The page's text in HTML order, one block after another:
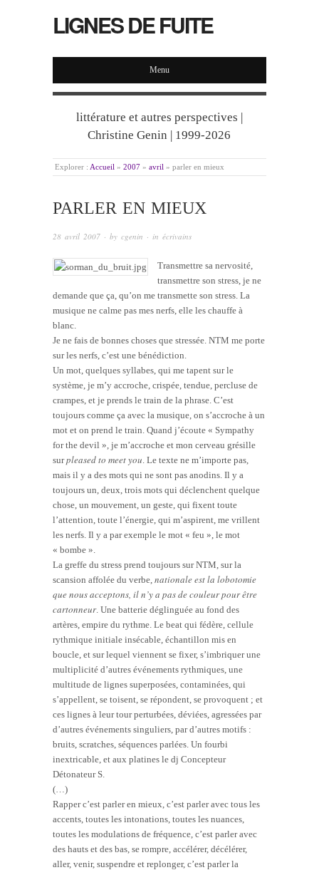
LIGNES DE FUITE
Menu
littérature et autres perspectives |
Christine Genin | 1999-2026
Explorer : Accueil » 2007 » avril » parler en mieux
PARLER EN MIEUX
28 avril 2007 · by cgenin · in écrivains
Transmettre sa nervosité,
transmettre son stress, je ne
demande que ça, qu’on me transmette son stress. La
musique ne calme pas mes nerfs, elle les chauffe à
blanc.
Je ne fais de bonnes choses que stressée. NTM me porte
sur les nerfs, c’est une bénédiction.
Un mot, quelques syllabes, qui me tapent sur le
système, je m’y accroche, crispée, tendue, percluse de
crampes, et je prends le train de la phrase. C’est
toujours comme ça avec la musique, on s’accroche à un
mot et on prend le train. Quand j’écoute « Sympathy
for the devil », je m’accroche et mon cerveau grésille
surpleased to meet you. Le texte ne m’importe pas,
mais il y a des mots qui ne sont pas anodins. Il y a
toujours un, deux, trois mots qui déclenchent quelque
chose, un mouvement, un geste, qui fixent toute
l’attention, toute l’énergie, qui m’aspirent, me vrillent
les nerfs. Il y a par exemple le mot « feu », le mot
« bombe ».
La greffe du stress prend toujours sur NTM, sur la
scansion affolée du verbe, nationale est la lobotomie
que nous acceptons, il n’y a pas de couleur pour être
cartonneur. Une batterie déglinguée au fond des
artères, empire du rythme. Le beat qui fédère, cellule
rythmique initiale insécable, échantillon mis en
boucle, et sur lequel viennent se fixer, s’imbriquer une
multiplicité d’autres événements rythmiques, une
multitude de lignes superposées, contaminées, qui
s’appellent, se toisent, se répondent, se provoquent ; et
ces lignes à leur tour perturbées, déviées, agressées par
d’autres événements singuliers, par d’autres motifs :
bruits, scratches, séquences parlées. Un fourbi
inextricable, et aux platines le dj Concepteur
Détonateur S.
(…)
Rapper c’est parler en mieux, c’est parler avec tous les
accents, toutes les intonations, toutes les nuances,
toutes les modulations de fréquence, c’est parler avec
des hauts et des bas, se rompre, accélérer, décélérer,
aller, venir, suspendre et replonger, c’est parler la